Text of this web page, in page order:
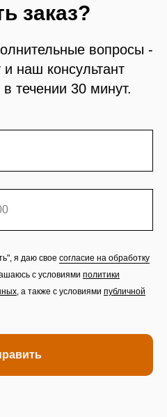
заказ?
вопросы -
и наш консультант
течении 30 минут.
я даю свое согласие на обработку
с условиями политики
, а также с условиями публичной